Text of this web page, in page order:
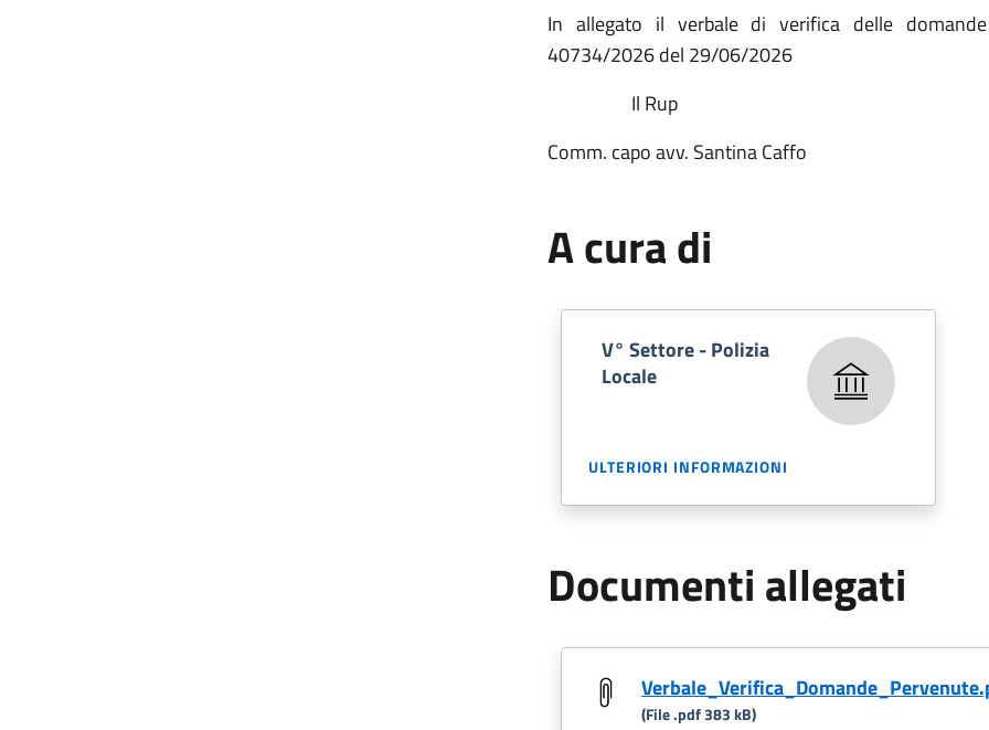
In allegato il verbale di verifica delle
40734/2026 del 29/06/2026
Il Rup Il
Comm. capo avv. Santina Caffo
A cura di
V° Settore - Polizia
Locale
ULTERIORI INFORMAZIONI
Documenti allegati
(File .pdf 383 kB)